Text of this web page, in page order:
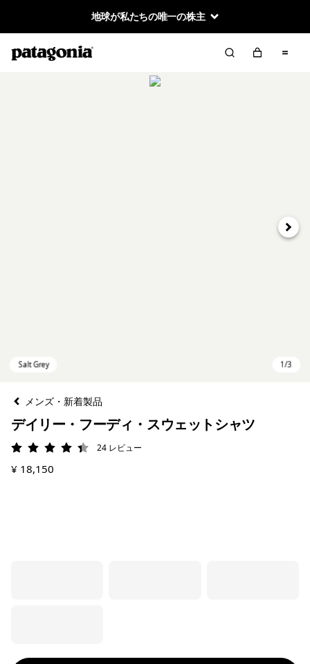
地球が私たちの唯一の株主
次へ
メンズ・新着製品
デイリー・フーディ・スウェットシャツ
評価: 4.4 / 5
24 レビュー
¥ 18,150